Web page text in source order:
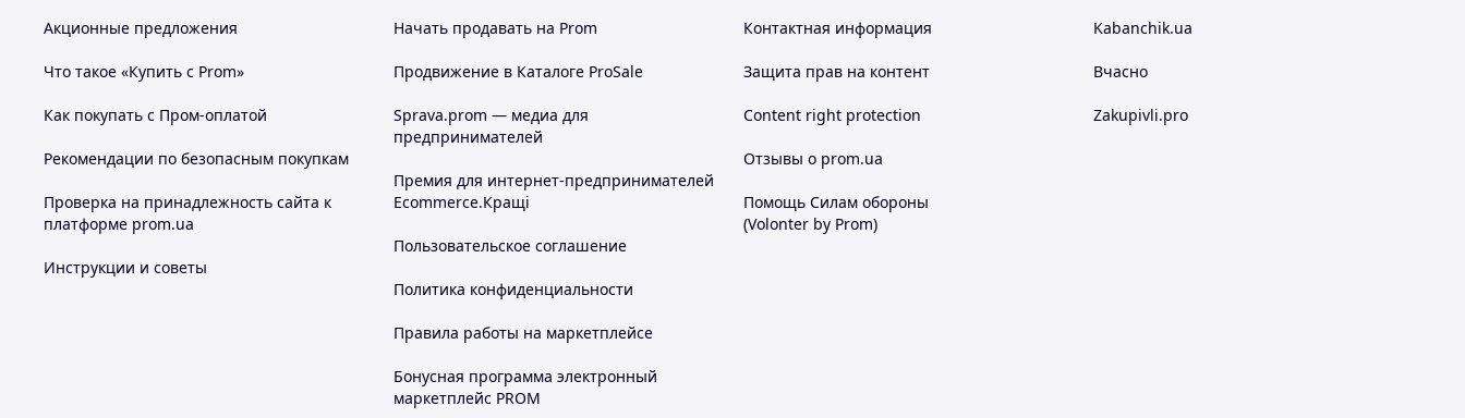
Акционные предложения
Что такое «Купить с Prom»
Как покупать с Пром-оплатой
Рекомендации по безопасным покупкам
Проверка на принадлежность сайта к
платформе prom.ua
Инструкции и советы
Начать продавать на Prom
Продвижение в Каталоге ProSale
Sprava.prom — медиа для
предпринимателей
Премия для интернет-предпринимателей
Ecommerce.Кращі
Пользовательское соглашение
Политика конфиденциальности
Правила работы на маркетплейсе
Бонусная программа электронный
маркетплейс PROM
Контактная информация
Защита прав на контент
Content right protection
Отзывы о prom.ua
Помощь Силам обороны
(Volonter by Prom)
Kabanchik.ua
Вчасно
Zakupivli.pro